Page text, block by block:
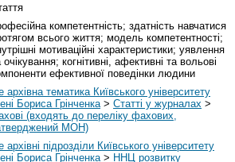
компетентність; здатність навчатися
всього життя; модель компетентності;
мотиваційні характеристики; уявлення
очікування; когнітивні, афективні та вольові
ефективної поведінки людини
архівна тематика Київського університету
Бориса Грінченка> Статті у журналах >
(входять до переліку фахових,
МОН)
архівні підрозділи Київського університету
Бориса Грінченка> ННЦ розвитку